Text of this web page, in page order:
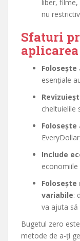
liber, filme,
nu
Sfaturi
esențiale
cheltuielile
Include
economiile
variabile:
va ajuta să
Bugetul zero
metode de a-ți